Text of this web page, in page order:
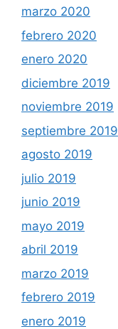
marzo 2020
febrero 2020
enero 2020
diciembre 2019
noviembre 2019
septiembre 2019
agosto 2019
julio 2019
junio 2019
mayo 2019
abril 2019
marzo 2019
febrero 2019
enero 2019